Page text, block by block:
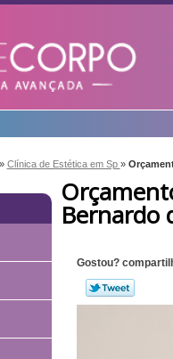
» Clínica de Estética em Sp »
Bernardo
Gostou?